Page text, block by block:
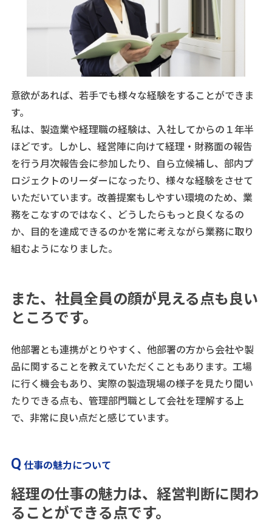
意欲があれば、若手でも様々な経験をすることができま
す。
私は、製造業や経理職の経験は、入社してからの１年半
ほどです。しかし、経営陣に向けて経理・財務面の報告
を行う月次報告会に参加したり、自ら立候補し、部内プ
ロジェクトのリーダーになったり、様々な経験をさせて
いただいています。改善提案もしやすい環境のため、業
務をこなすのではなく、どうしたらもっと良くなるの
か、目的を達成できるのかを常に考えながら業務に取り
組むようになりました。
また、社員全員の顔が見える点も良い
ところです。
他部署とも連携がとりやすく、他部署の方から会社や製
品に関することを教えていただくこともあります。工場
に行く機会もあり、実際の製造現場の様子を見たり聞い
たりできる点も、管理部門職として会社を理解する上
で、非常に良い点だと感じています。
仕事の魅力について
経理の仕事の魅力は、経営判断に関わ
ることができる点です。